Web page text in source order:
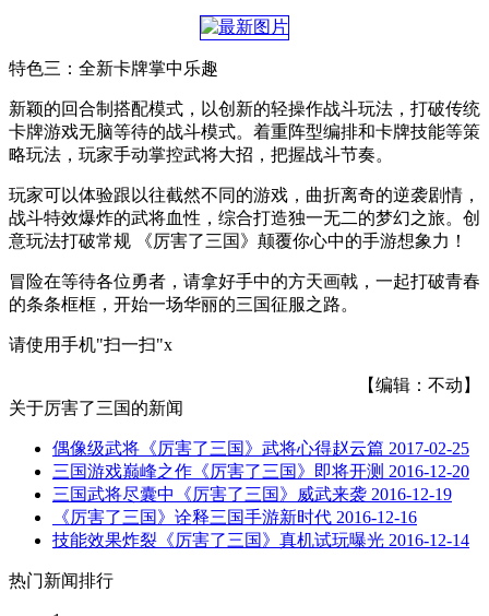
特色三：全新卡牌掌中乐趣
新颖的回合制搭配模式，以创新的轻操作战斗玩法，打破传统
卡牌游戏无脑等待的战斗模式。着重阵型编排和卡牌技能等策
略玩法，玩家手动掌控武将大招，把握战斗节奏。
玩家可以体验跟以往截然不同的游戏，曲折离奇的逆袭剧情，
战斗特效爆炸的武将血性，综合打造独一无二的梦幻之旅。创
意玩法打破常规 《厉害了三国》颠覆你心中的手游想象力！
冒险在等待各位勇者，请拿好手中的方天画戟，一起打破青春
的条条框框，开始一场华丽的三国征服之路。
请使用手机"扫一扫"x
【编辑：不动】
关于厉害了三国的新闻
偶像级武将《厉害了三国》武将心得赵云篇 2017-02-25
三国游戏巅峰之作《厉害了三国》即将开测 2016-12-20
三国武将尽囊中《厉害了三国》威武来袭 2016-12-19
《厉害了三国》诠释三国手游新时代 2016-12-16
技能效果炸裂《厉害了三国》真机试玩曝光 2016-12-14
热门新闻排行